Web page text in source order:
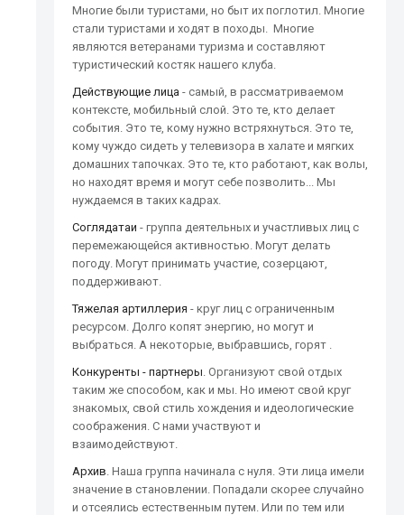
Многие были туристами, но быт их поглотил. Многие
стали туристами и ходят в походы. Многие
являются ветеранами туризма и составляют
туристический костяк нашего клуба.
Действующие лица - самый, в рассматриваемом
контексте, мобильный слой. Это те, кто делает
события. Это те, кому нужно встряхнуться. Это те,
кому чуждо сидеть у телевизора в халате и мягких
домашних тапочках. Это те, кто работают, как волы,
но находят время и могут себе позволить... Мы
нуждаемся в таких кадрах.
Соглядатаи - группа деятельных и участливых лиц с
перемежающейся активностью. Могут делать
погоду. Могут принимать участие, созерцают,
поддерживают.
Тяжелая артиллерия - круг лиц с ограниченным
ресурсом. Долго копят энергию, но могут и
выбраться. А некоторые, выбравшись, горят .
Конкуренты - партнеры. Организуют свой отдых
таким же способом, как и мы. Но имеют свой круг
знакомых, свой стиль хождения и идеологические
соображения. С нами участвуют и
взаимодействуют.
Архив. Наша группа начинала с нуля. Эти лица имели
значение в становлении. Попадали скорее случайно
и отсеялись естественным путем. Или по тем или